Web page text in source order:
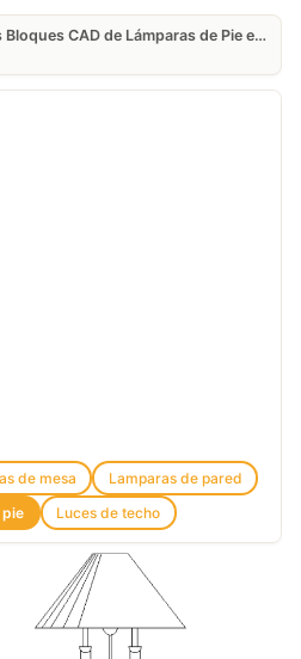
Descarga Gratis Bloques CAD de Lámparas de Pie en DWG
de mesa
Lamparas de pared
pie
Luces de techo